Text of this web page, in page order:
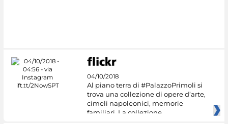
04/10/2018
Al piano terra di #PalazzoPrimoli si
trova una collezione di opere d’arte,
cimeli napoleonici, memorie
familiari. La collezione